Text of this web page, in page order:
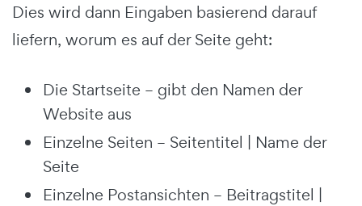
Dies wird dann Eingaben basierend darauf
liefern, worum es auf der Seite geht:
Die Startseite – gibt den Namen der
Website aus
Einzelne Seiten – Seitentitel | Name der
Seite
Einzelne Postansichten – Beitragstitel |